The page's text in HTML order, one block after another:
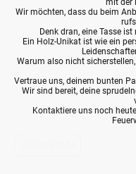
mit der
Wir möchten, dass du beim
Denk dran, eine Tasse
Ein Holz-Unikat ist wie ein
Warum also nicht
Vertraue uns, deinem bunten
Wir sind bereit, deine
Kontaktiere uns noch